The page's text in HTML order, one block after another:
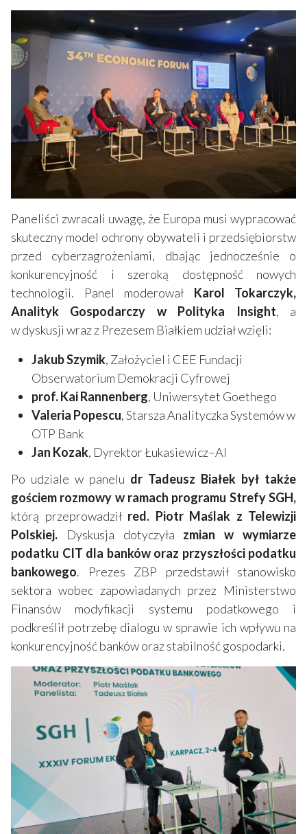
Paneliści zwracali uwagę, że Europa musi wypracować
skuteczny model ochrony obywateli i przedsiębiorstw
przed cyberzagrożeniami, dbając jednocześnie o
konkurencyjność i szeroką dostępność nowych
technologii. Panel moderował Karol Tokarczyk,
Analityk Gospodarczy w Polityka Insight, a
w dyskusji wraz z Prezesem Białkiem udział wzięli:
Jakub Szymik, Założyciel i CEE Fundacji
Obserwatorium Demokracji Cyfrowej
prof. Kai Rannenberg, Uniwersytet Goethego
Valeria Popescu, Starsza Analityczka Systemów w
OTP Bank
Jan Kozak, Dyrektor Łukasiewicz–AI
Po udziale w panelu dr Tadeusz Białek był także
gościem rozmowy w ramach programu Strefy SGH,
którą przeprowadziłred. Piotr Maślak z Telewizji
Polskiej.​ Dyskusja dotyczyła zmian w wymiarze
podatku CIT dla banków oraz przyszłości podatku
bankowego. Prezes ZBP przedstawił stanowisko
sektora wobec zapowiadanych przez Ministerstwo
Finansów modyfikacji systemu podatkowego i
podkreślił potrzebę dialogu w sprawie ich wpływu na
konkurencyjność banków oraz stabilność gospodarki.